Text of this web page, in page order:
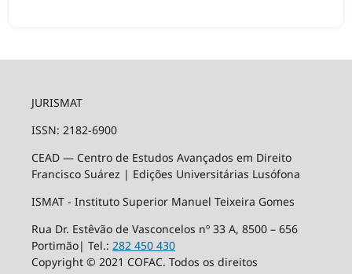
JURISMAT
ISSN: 2182-6900
CEAD — Centro de Estudos Avançados em Direito
Francisco Suárez | Edições Universitárias Lusófona
ISMAT - Instituto Superior Manuel Teixeira Gomes
Rua Dr. Estêvão de Vasconcelos nº 33 A, 8500 – 656
Portimão| Tel.: 282 450 430
Copyright © 2021 COFAC. Todos os direitos